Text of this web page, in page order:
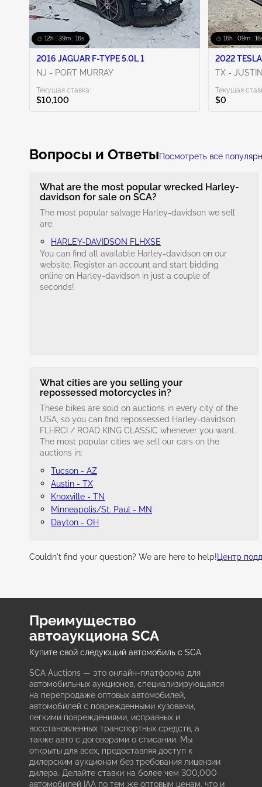
12h : 39m : 15s
2016 JAGUAR F-TYPE 5.0L 1
NJ - PORT MURRAY
Текущая ставка:
$10,100
16h : 09m :
2022
TX - JUSTIN
Текущая
$0
Вопросы и ОтветыПосмотреть все
What are the most popular wrecked Harley-
davidson for sale on SCA?
The most popular salvage Harley-davidson we sell
are:
HARLEY-DAVIDSON FLHXSE
You can find all available Harley-davidson on our
website. Register an account and start bidding
online on Harley-davidson in just a couple of
seconds!
What cities are you selling your
repossessed motorcycles in?
These bikes are sold on auctions in every city of the
USA, so you can find repossessed Harley-davidson
FLHRCI / ROAD KING CLASSIC whenever you want.
The most popular cities we sell our cars on the
auctions in:
Tucson - AZ
Austin - TX
Knoxville - TN
Minneapolis/St. Paul - MN
Dayton - OH
Couldn't find your question? We are here to help! Центр
Преимущество
автоаукциона SCA
Купите свой следующий автомобиль с SCA
SCA Auctions — это онлайн-платформа для
автомобильных аукционов, специализирующаяся
на перепродаже оптовых автомобилей,
автомобилей с поврежденными кузовами,
легкими повреждениями, исправных и
восстановленных транспортных средств, а
также авто с договорами о списании. Мы
открыты для всех, предоставляя доступ к
дилерским аукционам без требования лицензии
дилера. Делайте ставки на более чем 300,000
автомобилей IAA по тем же оптовым ценам, что и